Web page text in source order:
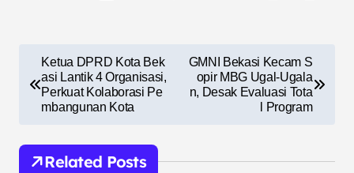
a
Ketua DPRD Kota Bek
asi Lantik 4 Organisasi,
Perkuat Kolaborasi Pe
mbangunan Kota
GMNI Bekasi Kecam S
opir MBG Ugal-Ugala
n, Desak Evaluasi Tota
l Program
Related Posts